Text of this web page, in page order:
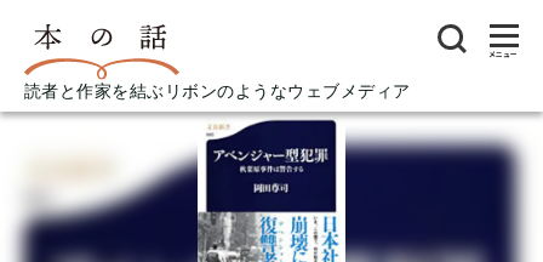
読者と作家を結ぶリボンのようなウェブメディア
メニュー